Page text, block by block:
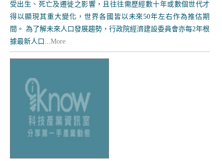
受出生、死亡及遷徙之影響，且往往需歷經數十年或數個世代才
得以顯現其重大變化，世界各國皆以未來50年左右作為推估期
間。 為了解未來人口發展趨勢，行政院經濟建設委員會亦每2年根
據最新人口...More